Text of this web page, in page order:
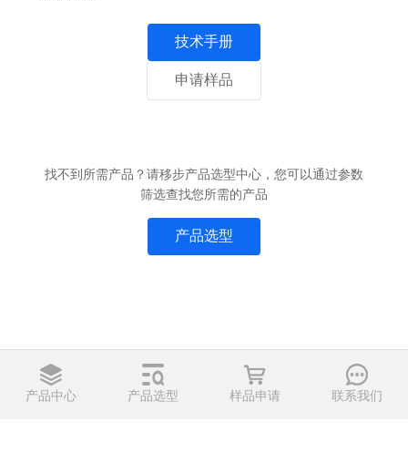
技术手册
申请样品
找不到所需产品？请移步产品选型中心，您可以通过参数
筛选查找您所需的产品
产品选型
产品中心 产品选型 样品申请 联系我们